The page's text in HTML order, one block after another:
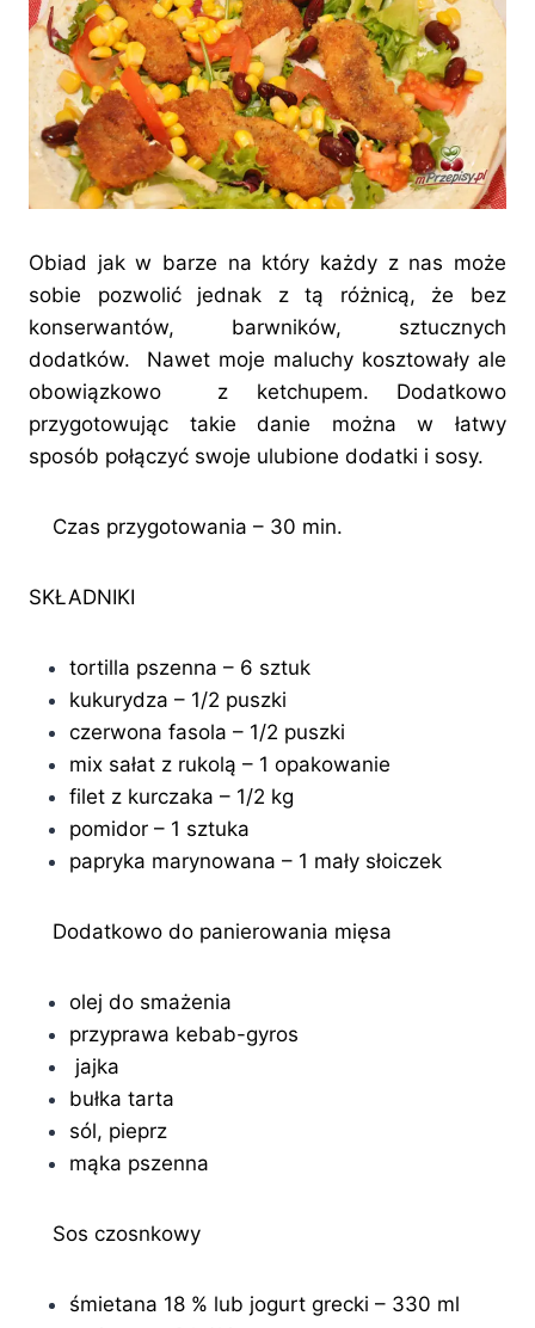
Obiad jak w barze na który każdy z nas może
sobie pozwolić jednak z tą różnicą, że bez
konserwantów, barwników, sztucznych
dodatków. Nawet moje maluchy kosztowały ale
obowiązkowo z ketchupem. Dodatkowo
przygotowując takie danie można w łatwy
sposób połączyć swoje ulubione dodatki i sosy.
Czas przygotowania – 30 min.
SKŁADNIKI
tortilla pszenna – 6 sztuk
kukurydza – 1/2 puszki
czerwona fasola – 1/2 puszki
mix sałat z rukolą – 1 opakowanie
filet z kurczaka – 1/2 kg
pomidor – 1 sztuka
papryka marynowana – 1 mały słoiczek
Dodatkowo do panierowania mięsa
olej do smażenia
przyprawa kebab-gyros
jajka
bułka tarta
sól, pieprz
mąka pszenna
Sos czosnkowy
śmietana 18 % lub jogurt grecki – 330 ml